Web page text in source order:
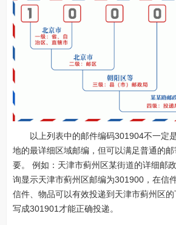
以上列表中的邮件编码301904不一定
地的最详细区域邮编，但可以满足普通的
要。 例如：天津市蓟州区某街道的详细邮
询显示天津市蓟州区邮编为301900，在信
信件、物品可以有效投递到天津市蓟州区
写成301901才能正确投递。